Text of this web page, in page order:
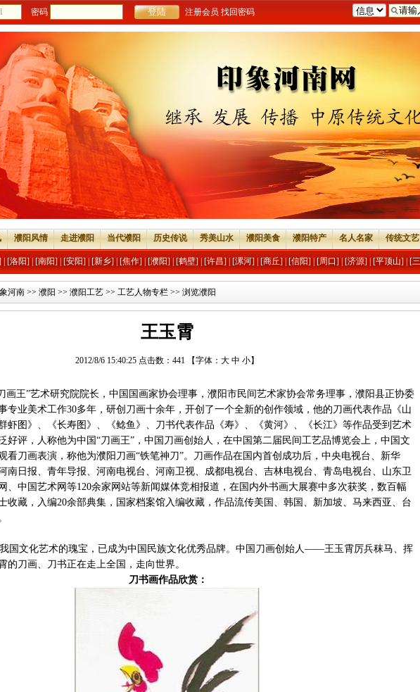
密码 注册会员 找回密码
濮阳风情 走进濮阳 当代濮阳 历史传说 秀美山水 濮阳美食 濮阳特产 名人名家 传统文艺
[洛阳] [南阳] [安阳] [新乡] [焦作] [濮阳] [鹤壁] [许昌] [漯河] [商丘] [信阳] [周口] [济源] [平顶山] [
河南 >> 濮阳 >> 濮阳工艺 >> 工艺人物专栏 >> 浏览濮阳
王玉霄
2012/8/6 15:40:25 点击数： 441 【字体： 大 中 小】
王”艺术研究院院长，中国国画家协会理事，濮阳市民间艺术家协会常务理事，濮阳县正协委
专业美术工作30多年，研创刀画十余年，开创了一个全新的创作领域，他的刀画代表作品《山
虾图》、《长寿图》、《鲶鱼》、刀书代表作品《寿》、《黄河》、《长江》等作品受到艺术
好评，人称他为中国“刀画王”，中国刀画创始人，在中国第二届民间工艺品博览会上，中国文
看刀画表演，称他为濮阳刀画“铁笔神刀”。刀画作品在国内首创成功后，中央电视台、新华
南日报、青年导报、河南电视台、河南卫视、成都电视台、吉林电视台、青岛电视台、山东卫
、中国艺术网等120余家网站等新闻媒体竞相报道，在国内外书画大展赛中多次获奖，数百幅
收藏，入编20余部典集，国家档案馆入编收藏，作品流传美国、韩国、新加坡、马来西亚、台
。
国文化艺术的瑰宝，已成为中国民族文化优秀品牌。中国刀画创始人——王玉霄厉兵秣马、挥
的刀画、刀书正在走上全国，走向世界。
刀书画作品欣赏：